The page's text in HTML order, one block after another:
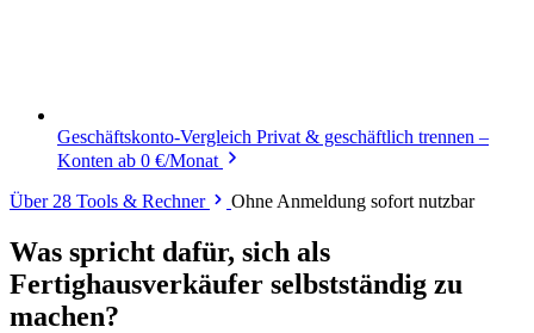
Geschäftskonto-Vergleich Privat & geschäftlich trennen –
Konten ab 0 €/Monat
Über 28 Tools & Rechner
Ohne Anmeldung sofort nutzbar
Was spricht dafür, sich als
Fertighausverkäufer selbstständig zu
machen?